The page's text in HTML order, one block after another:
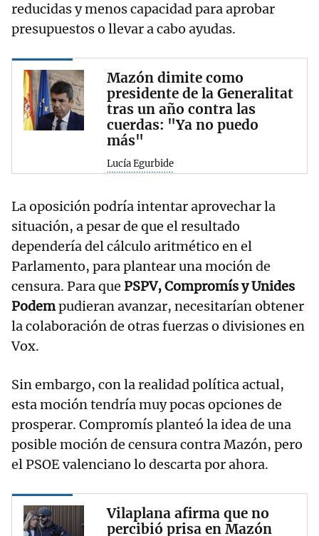
reducidas y menos capacidad para aprobar
presupuestos o llevar a cabo ayudas.
Mazón dimite como
presidente de la Generalitat
tras un año contra las
cuerdas: "Ya no puedo
más"
Lucía Egurbide
La oposición podría intentar aprovechar la
situación, a pesar de que el resultado
dependería del cálculo aritmético en el
Parlamento, para plantear una moción de
censura. Para que PSPV, Compromís y Unides
Podempudieran avanzar, necesitarían obtener
la colaboración de otras fuerzas o divisiones en
Vox.
Sin embargo, con la realidad política actual,
esta moción tendría muy pocas opciones de
prosperar. Compromís planteó la idea de una
posible moción de censura contra Mazón, pero
el PSOE valenciano lo descarta por ahora.
Vilaplana afirma que no
percibió prisa en Mazón